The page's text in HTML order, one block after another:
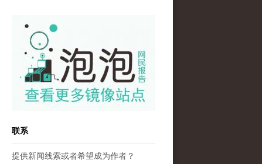
pao-pao-banner-mirror-site-120814.jpg
联系
提供新闻线索或者希望成为作者？